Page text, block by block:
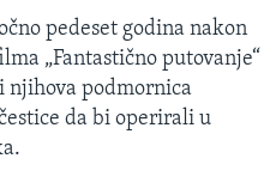
pedeset godina nakon
„Fantastično putovanje“
njihova podmornica
da bi operirali u